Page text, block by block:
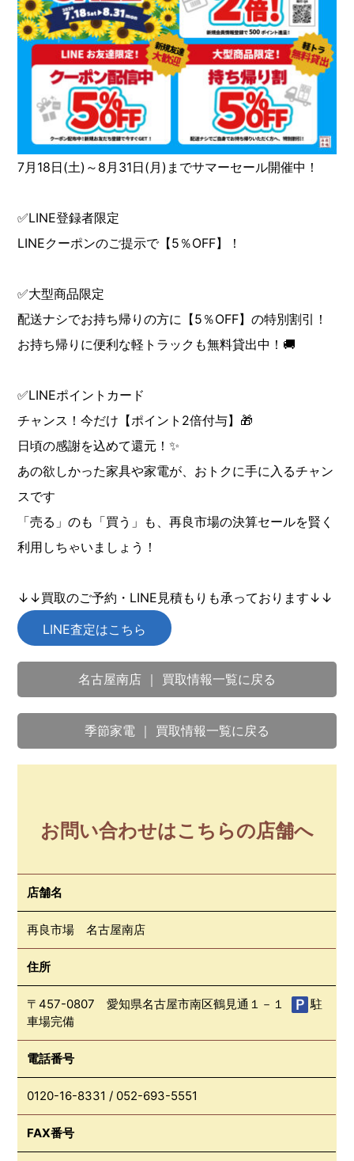
7月18日(土)～8月31日(月)までサマーセール開催中！
✅LINE登録者限定
LINEクーポンのご提示で【5％OFF】！
✅大型商品限定
配送ナシでお持ち帰りの方に【5％OFF】の特別割引！
お持ち帰りに便利な軽トラックも無料貸出中！🚚
✅LINEポイントカード
チャンス！今だけ【ポイント2倍付与】🎁
日頃の感謝を込めて還元！✨
あの欲しかった家具や家電が、おトクに手に入るチャン
スです
「売る」のも「買う」も、再良市場の決算セールを賢く
利用しちゃいましょう！
↓↓買取のご予約・LINE見積もりも承っております↓↓
LINE査定はこちら
名古屋南店 ｜ 買取情報一覧に戻る
季節家電 ｜ 買取情報一覧に戻る
お問い合わせはこちらの店舗へ
店舗名
再良市場 名古屋南店
住所
〒457-0807 愛知県名古屋市南区鶴見通１－１
駐
車場完備
電話番号
0120-16-8331 / 052-693-5551
FAX番号